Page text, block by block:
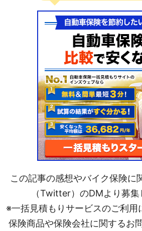
この記事の感想やバイク保険に
（Twitter）のDMより募集
※一括見積もりサービスのご利用
保険商品や保険会社に関するお